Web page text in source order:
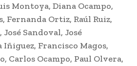
Montoya, Diana Ocampo,
Fernanda Ortiz, Raúl Ruiz,
Sandoval, José
Iñiguez, Francisco Magos,
Carlos Ocampo, Paul Olvera,